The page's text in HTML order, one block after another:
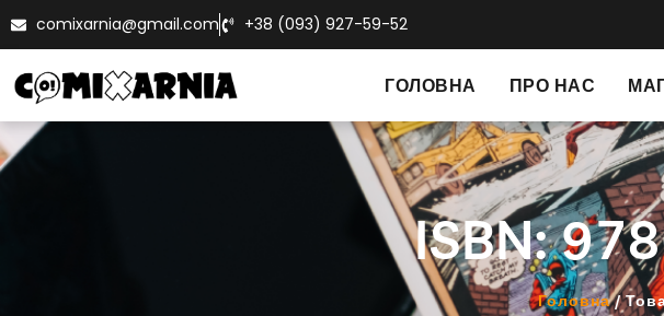
comixarnia@gmail.com +38 (093) 927-59-52
ГОЛОВНА ПРО НАС
ISBN:
Головна/